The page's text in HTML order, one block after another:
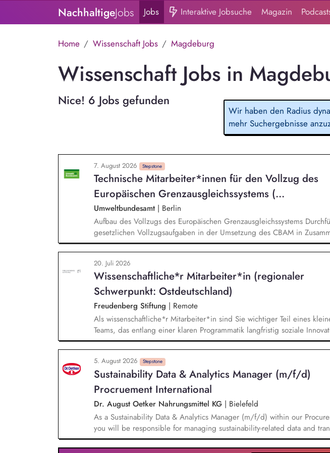
NachhaltigeJobs Jobs Interaktive Jobsuche Magazin
Home Wissenschaft Jobs Magdeburg
Wissenschaft Jobs in
Nice! 6 Jobs gefunden
Wir haben den Radius
mehr Suchergebnisse
7. August 2026 Stepstone
Technische Mitarbeiter*innen für den Vollzug des
Europäischen Grenzausgleichs­systems (...
Umweltbundesamt | Berlin
Aufbau des Vollzugs des Europäischen Grenzausgleichssystems Durchführung der
gesetzlichen Vollzugsaufgaben in der Umsetzung des CBAM in
anderen Facheinheiten der DEHSt, vor allem: - Prüfung von CBAM-
‑Erklärungen sowie Prüfung, Aufbereitung und Bewertung der
Mitwirkung bei der Durchführung von Rechtsmittelverfahren -
Importeuren sowie dem Zoll und der Europäischen Kommission -
Strategien und Konzepten für den einheitlichen Vollzug der rechtlichen
CBAM und deren Weiterentwicklung
20. Juli 2026
Wissenschaftliche*r Mitarbeiter*in (regionaler
Schwerpunkt: Ostdeutschland)
Freudenberg Stiftung | Remote
Als wissenschaftliche*r Mitarbeiter*in sind Sie wichtiger Teil eines
Teams, das entlang einer klaren Programmatik langfristig soziale
Sie unterstützen die Geschäftsführung bei der Umsetzung der
entwickeln dabei die Internationalisierungsstrategie der Stiftung weiter.
wissenschaftliche Erkenntnisse in alltagsangebundene Handlungsansätze
Stiftungsprogrammatik.
5. August 2026 Stepstone
Sustainability Data & Analytics Manager (m/f/d)
Procruement International
Dr. August Oetker Nahrungsmittel KG | Bielefeld
As a Sustainability Data & Analytics Manager (m/f/d) within our
you will be responsible for managing sustainability-related data and
sustainability requirements into data, system, and reporting solutions.
responsible for the functional management of data across relevant IT